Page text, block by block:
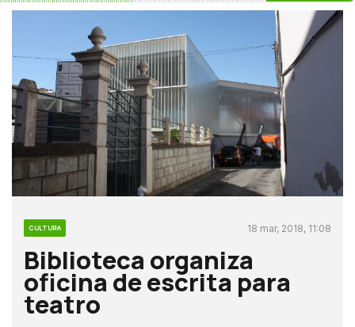
CULTURA 18 mar, 2018, 11:08
Biblioteca organiza
oficina de escrita para
teatro